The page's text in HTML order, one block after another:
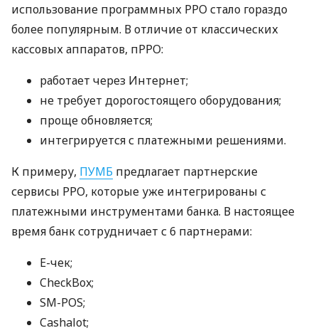
использование программных РРО стало гораздо
более популярным. В отличие от классических
кассовых аппаратов, пРРО:
работает через Интернет;
не требует дорогостоящего оборудования;
проще обновляется;
интегрируется с платежными решениями.
К примеру, ПУМБ предлагает партнерские
сервисы РРО, которые уже интегрированы с
платежными инструментами банка. В настоящее
время банк сотрудничает с 6 партнерами:
E-чек;
CheckBox;
SM-POS;
Cashalot;